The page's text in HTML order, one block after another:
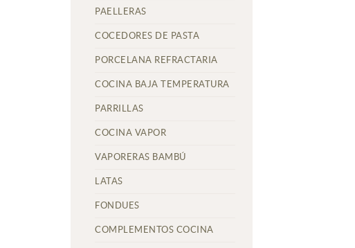
PAELLERAS
COCEDORES DE PASTA
PORCELANA REFRACTARIA
COCINA BAJA TEMPERATURA
PARRILLAS
COCINA VAPOR
VAPORERAS BAMBÚ
LATAS
FONDUES
COMPLEMENTOS COCINA